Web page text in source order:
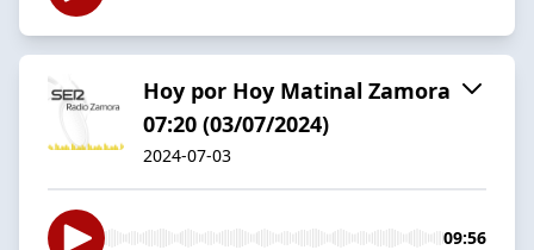
Hoy por Hoy Matinal Zamora
07:20 (03/07/2024)
2024-07-03
09:56